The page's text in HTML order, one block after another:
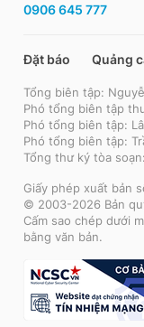
0906 645 777
Đặt báo Quảng
Tổng biên tập:
Phó tổng biên tập
Phó tổng biên tập:
Phó tổng biên tập:
Tổng thư ký tòa
Giấy phép xuất bản
© 2003-2026 Bản
Cấm sao chép dưới
bằng văn bản.